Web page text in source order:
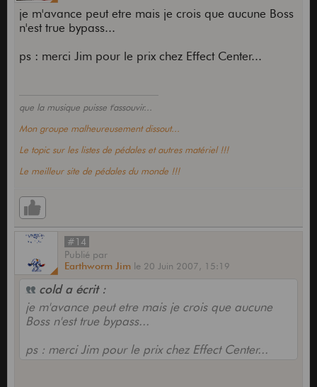
je m'avance peut etre mais je crois que aucune Boss
n'est true bypass...
ps : merci Jim pour le prix chez Effect Center...
que la musique puisse t'assouvir...
Mon groupe malheureusement dissout...
Le topic sur les listes de pédales et autres matériel !!!
Le meilleur site de pédales du monde !!!
#14
Publié par
Earthworm Jim le 20 Juin 2007, 15:19
cold a écrit :
je m'avance peut etre mais je crois que aucune
Boss n'est true bypass...
ps : merci Jim pour le prix chez Effect Center...